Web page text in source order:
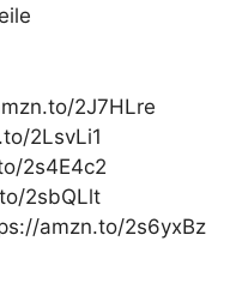
2J7HLre
2LsvLi1
2s4E4c2
2sbQLlt
amzn.to/2s6yxBz